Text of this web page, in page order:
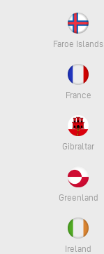
Faroe Islands
France
Gibraltar
Greenland
Ireland